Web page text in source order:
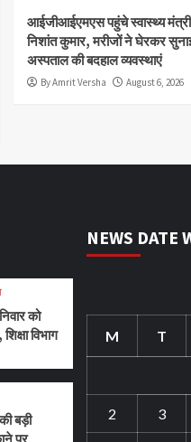
आईजीआईएमएस पहुंचे स्वास्थ्य मंत्री
निशांत कुमार, मरीजों ने घेरकर
अस्पताल की बदहाल व्यवस्थाएं
By Amrit Versha August 6, 2026
को
विभाग
बड़ी
NEWS DATE
M T
2 3